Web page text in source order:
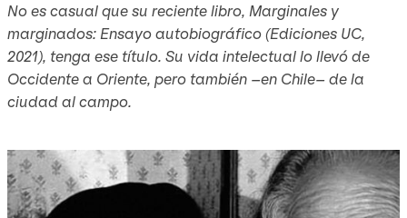
No es casual que su reciente libro, Marginales y
marginados: Ensayo autobiográfico (Ediciones UC,
2021), tenga ese título. Su vida intelectual lo llevó de
Occidente a Oriente, pero también –en Chile– de la
ciudad al campo.